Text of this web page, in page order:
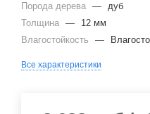
Порода дерева — дуб
Толщина —
12 мм
Влагостойкость
—
Все характеристики